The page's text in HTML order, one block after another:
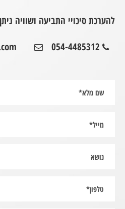
להערכת סיכויי התביעה ושוויה